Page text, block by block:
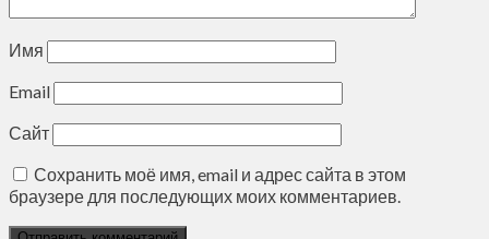
Имя
Email
Сайт
Сохранить моё имя, email и адрес сайта в этом
браузере для последующих моих комментариев.